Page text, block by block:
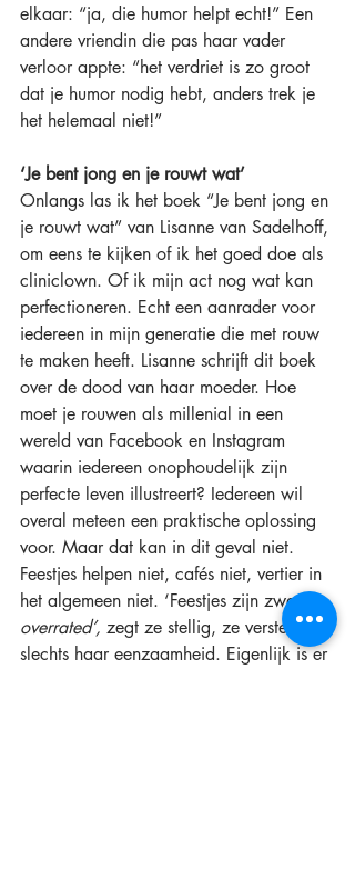
elkaar: “ja, die humor helpt echt!” Een
andere vriendin die pas haar vader
verloor appte: “het verdriet is zo groot
dat je humor nodig hebt, anders trek je
het helemaal niet!”
‘Je bent jong en je rouwt wat’
Onlangs las ik het boek “Je bent jong en
je rouwt wat” van Lisanne van Sadelhoff,
om eens te kijken of ik het goed doe als
cliniclown. Of ik mijn act nog wat kan
perfectioneren. Echt een aanrader voor
iedereen in mijn generatie die met rouw
te maken heeft. Lisanne schrijft dit boek
over de dood van haar moeder. Hoe
moet je rouwen als millenial in een
wereld van Facebook en Instagram
waarin iedereen onophoudelijk zijn
perfecte leven illustreert? Iedereen wil
overal meteen een praktische oplossing
voor. Maar dat kan in dit geval niet.
Feestjes helpen niet, cafés niet, vertier in
het algemeen niet. ‘Feestjes zijn zwaar
overrated’, zegt ze stellig, ze versterken
slechts haar eenzaamheid. Eigenlijk is er